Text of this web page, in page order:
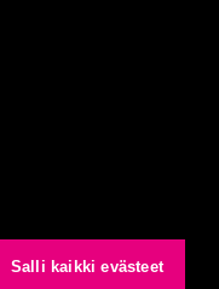
Salli kaikki evästeet